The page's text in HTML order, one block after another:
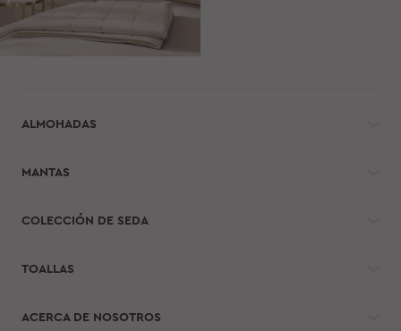
ALMOHADAS
MANTAS
COLECCIÓN DE SEDA
TOALLAS
ACERCA DE NOSOTROS